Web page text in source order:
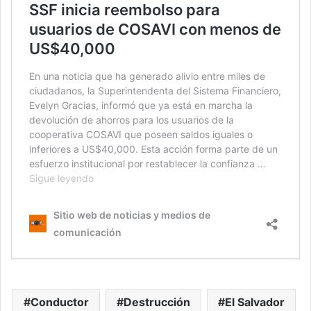
Conductor Destrucción El Salvador